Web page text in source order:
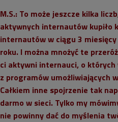
M.S.: To może jeszcze kilka
aktywnych internautów kupiło
internautów w ciągu 3
roku. I można mnożyć te
ci aktywni internauci, o których
z programów umożliwiających
Całkiem inne spojrzenie tak
darmo w sieci. Tylko my
nie powinny dać do myślenia